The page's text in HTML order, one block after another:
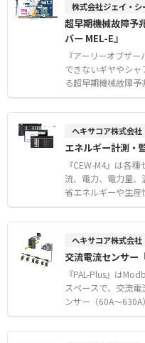
（エアリーク）検
や真空漏れの迅速
プの識別によるダウ
精細な印字ができ
れたスペースへの印
向上します。 レーザ
接続することで、
能です 。 【特徴】 ●かすれやつぶれのない高品位な二次
元コードや文字の
による高信頼性お
シリアルナンバー
リティシステムとの
の追跡 ●アライメ
ションを活用した不
株式会社ジェイ・シ
超早期機械故障予
バー MEL-E』
『アーリーオブザ
できないギヤやシ
る超早期機械故障
ケンサMELSECシリ
ケンサで「超早期予兆＆
検知 ●シャフト/フ
●リニアガイドの状態数値化 【QA事
否判別 ●切削加工
接良否判別 ●薄板プ
ク監視
ヘキサコア株式会社
エネルギー計測・
『CEW-M4』は各
流、電力、電力量、
省エネルギーや生産
ソフトです。 ■小規模から大規模まで対応可能 最大20,
000センサーまで収
視機器（PAL-Plus
くの製品に採用され
することができる
に監視できます。
社サーバーなどに
などお客様のご要望に
にかかるコストを
ヘキサコア株式会社
交流電流センサー
『PAL-Plus』は
スペースで、交流
ンサー（60A～630A）です。 ●通信プロ
高いModbus RTU
クランプ式センサ